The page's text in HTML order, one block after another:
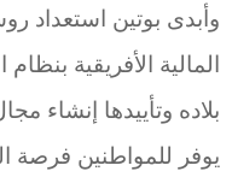
وأبدى بوتين استعداد
المالية الأفريقية
بلاده وتأييدها
يوفر للمواطنين